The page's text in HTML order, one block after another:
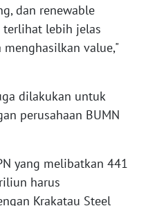
dan renewable
terlihat lebih jelas
value,"
dilakukan untuk
perusahaan BUMN
yang melibatkan 441
harus
Krakatau Steel